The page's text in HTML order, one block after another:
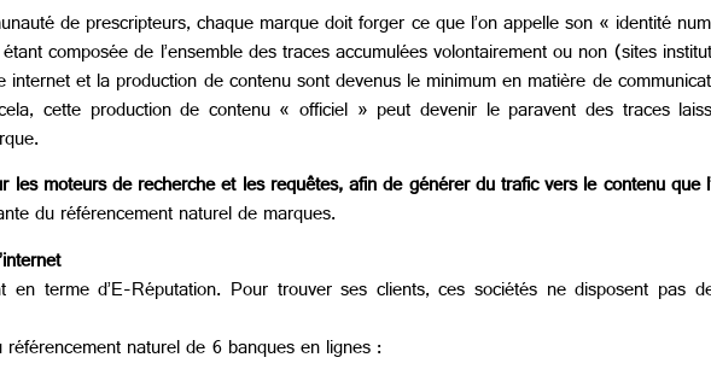
de prescripteurs, chaque marque doit forger ce que l’on appelle son « identité
composée de l’ensemble des traces accumulées volontairement ou non (sites
et la production de contenu sont devenus le minimum en matière de
cette production de contenu « officiel » peut devenir le paravent des traces
moteurs de recherche et les requêtes, afin de générer du trafic vers le contenu que
du référencement naturel de marques.
terme d’E-Réputation. Pour trouver ses clients, ces sociétés ne disposent pas
naturel de 6 banques en lignes :